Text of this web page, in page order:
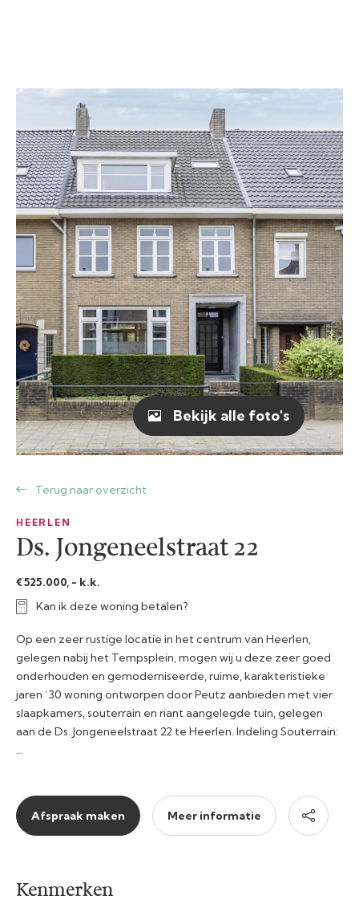
Terug naar overzicht
HEERLEN
Ds. Jongeneelstraat 22
€ 525.000, - k.k.
Kan ik deze woning betalen?
Op een zeer rustige locatie in het centrum van Heerlen,
gelegen nabij het Tempsplein, mogen wij u deze zeer goed
onderhouden en gemoderniseerde, ruime, karakteristieke
jaren ’30 woning ontworpen door Peutz aanbieden met vier
slaapkamers, souterrain en riant aangelegde tuin, gelegen
aan de Ds. Jongeneelstraat 22 te Heerlen. Indeling Souterrain:
…
Afspraak maken Meer informatie
Bekijk alle foto's
Kenmerken